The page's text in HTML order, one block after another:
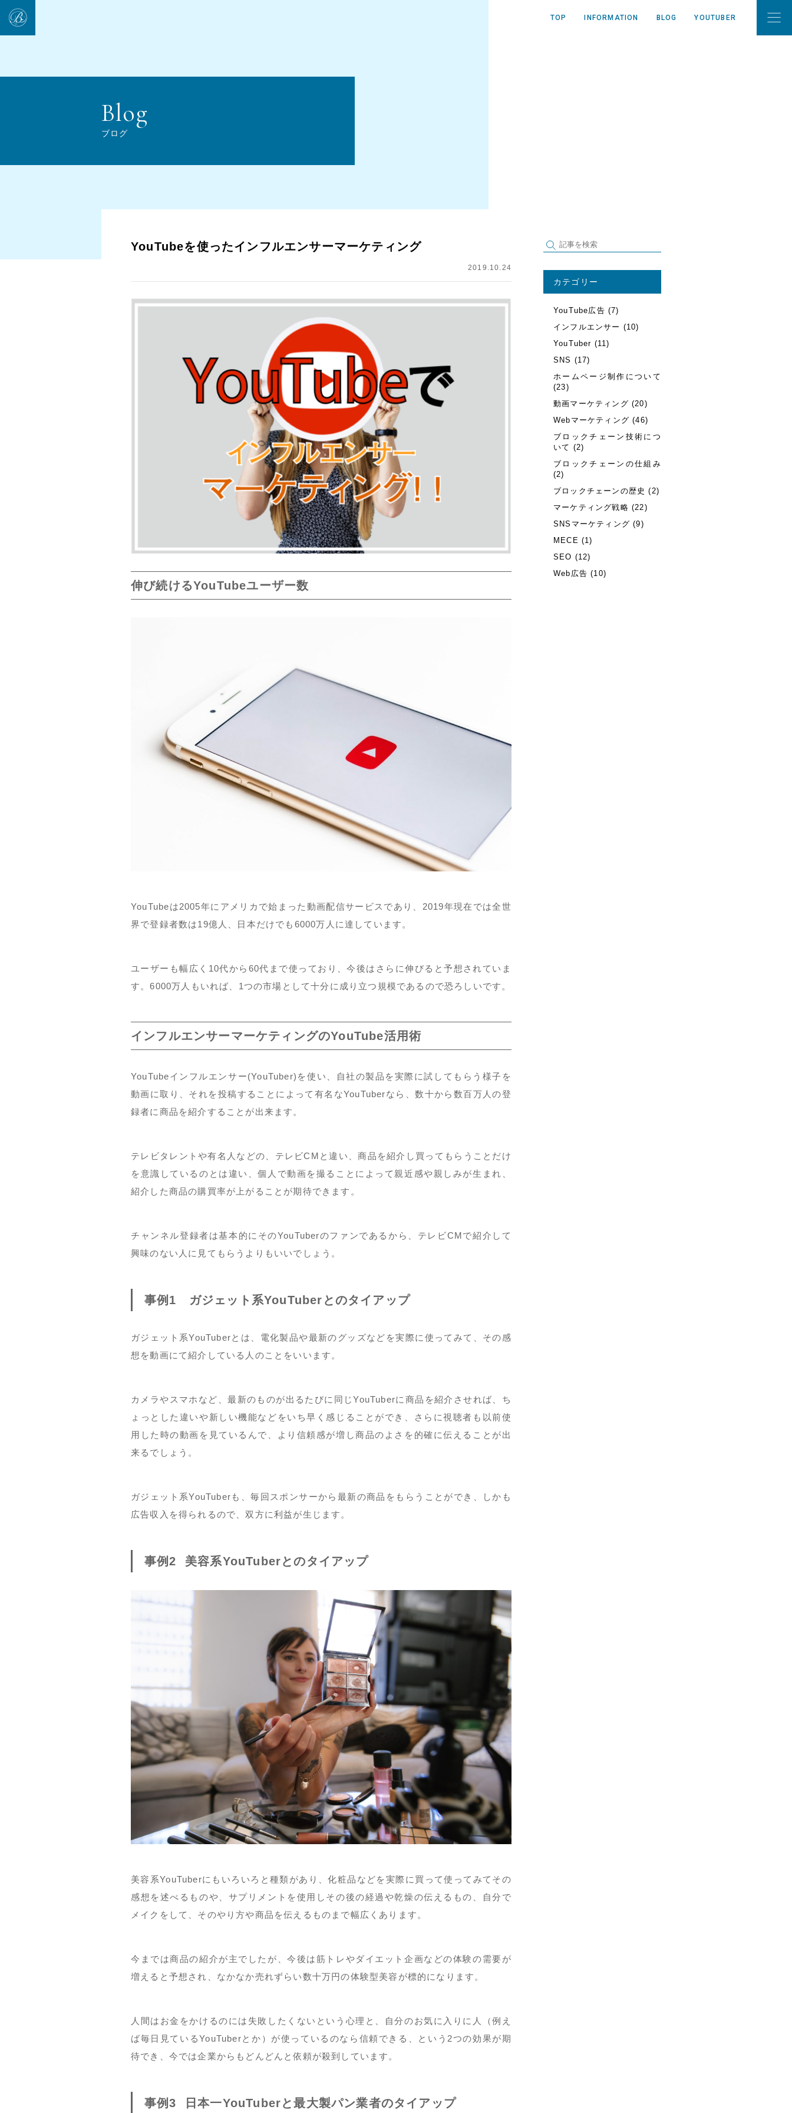
TOP INFORMATION BLOG YOUTUBER
ブログ
YouTubeを使ったインフルエンサーマーケティング
2019.10.24
伸び続けるYouTubeユーザー数
YouTubeは2005年にアメリカで始まった動画配信サービスであり、2019年現在では全世
界で登録者数は19億人、日本だけでも6000万人に達しています。
ユーザーも幅広く10代から60代まで使っており、今後はさらに伸びると予想されていま
す。6000万人もいれば、1つの市場として十分に成り立つ規模であるので恐ろしいです。
インフルエンサーマーケティングのYouTube活用術
YouTubeインフルエンサー(YouTuber)を使い、自社の製品を実際に試してもらう様子を
動画に取り、それを投稿することによって有名なYouTuberなら、数十から数百万人の登
録者に商品を紹介することが出来ます。
テレビタレントや有名人などの、テレビCMと違い、商品を紹介し買ってもらうことだけ
を意識しているのとは違い、個人で動画を撮ることによって親近感や親しみが生まれ、
紹介した商品の購買率が上がることが期待できます。
チャンネル登録者は基本的にそのYouTuberのファンであるから、テレビCMで紹介して
興味のない人に見てもらうよりもいいでしょう。
事例1 ガジェット系YouTuberとのタイアップ
ガジェット系YouTuberとは、電化製品や最新のグッズなどを実際に使ってみて、その感
想を動画にて紹介している人のことをいいます。
カメラやスマホなど、最新のものが出るたびに同じYouTuberに商品を紹介させれば、ち
ょっとした違いや新しい機能などをいち早く感じることができ、さらに視聴者も以前使
用した時の動画を見ているんで、より信頼感が増し商品のよさを的確に伝えることが出
来るでしょう。
ガジェット系YouTuberも、毎回スポンサーから最新の商品をもらうことができ、しかも
広告収入を得られるので、双方に利益が生じます。
事例2 美容系YouTuberとのタイアップ
美容系YouTuberにもいろいろと種類があり、化粧品などを実際に買って使ってみてその
感想を述べるものや、サプリメントを使用しその後の経過や乾燥の伝えるもの、自分で
メイクをして、そのやり方や商品を伝えるものまで幅広くあります。
今までは商品の紹介が主でしたが、今後は筋トレやダイエット企画などの体験の需要が
増えると予想され、なかなか売れずらい数十万円の体験型美容が標的になります。
人間はお金をかけるのには失敗したくないという心理と、自分のお気に入りに人（例え
ば毎日見ているYouTuberとか）が使っているのなら信頼できる、という2つの効果が期
待でき、今では企業からもどんどんと依頼が殺到しています。
事例3 日本一YouTuberと最大製パン業者のタイアップ
カテゴリー
YouTube広告 (7)
インフルエンサー (10)
YouTuber (11)
SNS (17)
ホームページ制作について
(23)
動画マーケティング (20)
Webマーケティング (46)
ブロックチェーン技術につ
いて (2)
ブロックチェーンの仕組み
(2)
ブロックチェーンの歴史 (2)
マーケティング戦略 (22)
SNSマーケティング (9)
MECE (1)
SEO (12)
Web広告 (10)